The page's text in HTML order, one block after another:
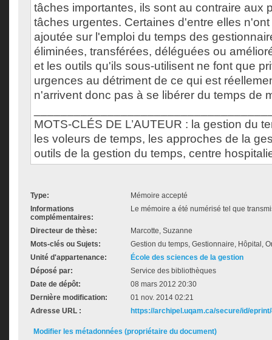
tâches importantes, ils sont au contraire aux
tâches urgentes. Certaines d'entre elles
ajoutée sur l'emploi du temps des
éliminées, transférées, déléguées ou
et les outils qu'ils sous-utilisent ne font que
urgences au détriment de ce qui est
n'arrivent donc pas à se libérer du temps de
MOTS-CLÉS DE L’AUTEUR : la gestion du
les voleurs de temps, les approches de la
outils de la gestion du temps, centre
Type:
Mémoire accepté
Informations
complémentaires:
Le mémoire a été numérisé tel que
Directeur de thèse:
Marcotte, Suzanne
Mots-clés ou Sujets:
Gestion du temps, Gestionnaire, Hôpital,
Unité d'appartenance:
École des sciences de la gestion
Déposé par:
Service des bibliothèques
Date de dépôt:
08 mars 2012 20:30
Dernière modification:
01 nov. 2014 02:21
Adresse URL :
https://archipel.uqam.ca/secure/id/
Modifier les métadonnées (propriétaire du document)